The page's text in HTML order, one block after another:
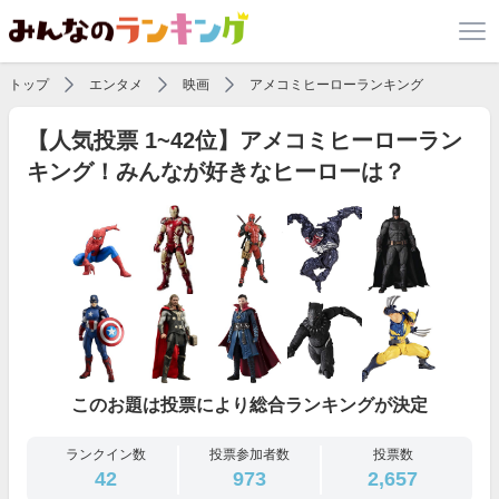
トップ エンタメ 映画 アメコミヒーローランキング
【人気投票 1~42位】アメコミヒーローラン
キング！みんなが好きなヒーローは？
このお題は投票により総合ランキングが決定
ランクイン数
42
投票参加者数
973
投票数
2,657